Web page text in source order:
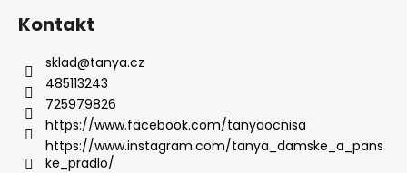
Kontakt
sklad@tanya.cz
485113243
725979826
https://www.facebook.com/tanyaocnisa
https://www.instagram.com/tanya_damske_a_pans
ke_pradlo/